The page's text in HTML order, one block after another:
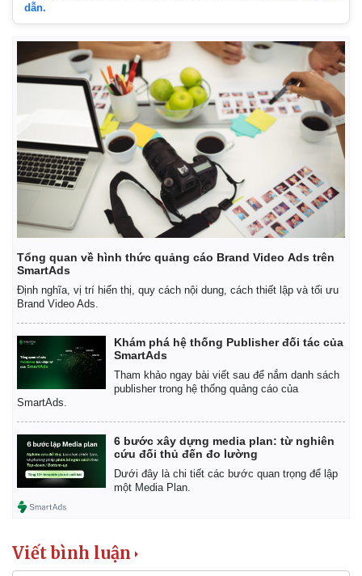
dẫn.
Tổng quan về hình thức quảng cáo Brand Video Ads trên
SmartAds
Định nghĩa, vị trí hiển thị, quy cách nội dung, cách thiết lập và tối ưu
Brand Video Ads.
Khám phá hệ thống Publisher đối tác của
SmartAds
Tham khảo ngay bài viết sau để nắm danh sách
publisher trong hệ thống quảng cáo của
SmartAds.
6 bước xây dựng media plan: từ nghiên
cứu đối thủ đến đo lường
Dưới đây là chi tiết các bước quan trọng để lập
một Media Plan.
Viết bình luận